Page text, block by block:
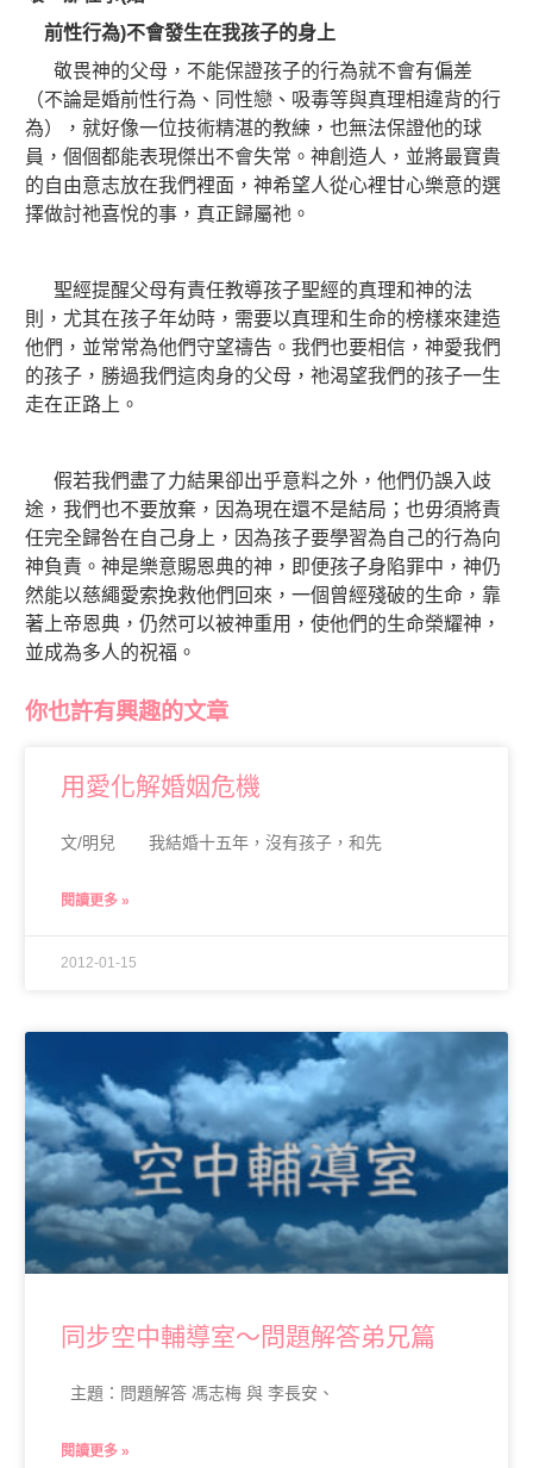
前性行為)不會發生在我孩子的身上
敬畏神的父母，不能保證孩子的行為就不會有偏差
（不論是婚前性行為、同性戀、吸毒等與真理相違背的行
為），就好像一位技術精湛的教練，也無法保證他的球
員，個個都能表現傑出不會失常。神創造人，並將最寶貴
的自由意志放在我們裡面，神希望人從心裡甘心樂意的選
擇做討祂喜悅的事，真正歸屬祂。
聖經提醒父母有責任教導孩子聖經的真理和神的法
則，尤其在孩子年幼時，需要以真理和生命的榜樣來建造
他們，並常常為他們守望禱告。我們也要相信，神愛我們
的孩子，勝過我們這肉身的父母，祂渴望我們的孩子一生
走在正路上。
假若我們盡了力結果卻出乎意料之外，他們仍誤入歧
途，我們也不要放棄，因為現在還不是結局；也毋須將責
任完全歸咎在自己身上，因為孩子要學習為自己的行為向
神負責。神是樂意賜恩典的神，即便孩子身陷罪中，神仍
然能以慈繩愛索挽救他們回來，一個曾經殘破的生命，靠
著上帝恩典，仍然可以被神重用，使他們的生命榮耀神，
並成為多人的祝福。
你也許有興趣的文章
用愛化解婚姻危機
文/明兒 我結婚十五年，沒有孩子，和先
閱讀更多 »
2012-01-15
同步空中輔導室～問題解答弟兄篇
主題：問題解答 馮志梅 與 李長安、
閱讀更多 »